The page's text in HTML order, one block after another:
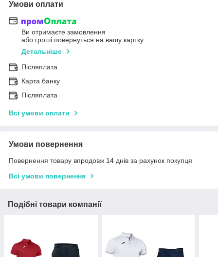
Умови оплати
Ви отримаєте замовлення
або гроші повернуться на вашу картку
Детальніше
Післяплата
Карта банку
Післяплата
Всі умови оплати
Умови повернення
Повернення товару впродовж 14 днів за рахунок покупця
Всі умови повернення
Подібні товари компанії